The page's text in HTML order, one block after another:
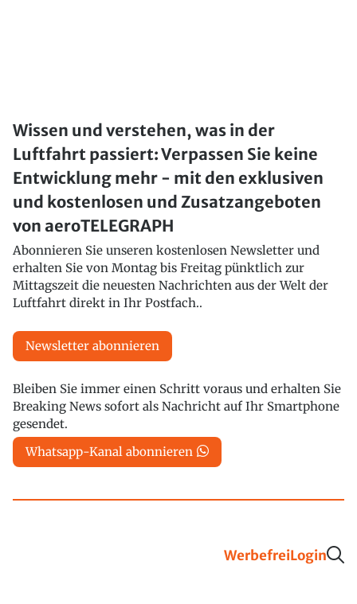
Wissen und verstehen, was in der
Luftfahrt passiert: Verpassen Sie keine
Entwicklung mehr - mit den exklusiven
und kostenlosen und Zusatzangeboten
von aeroTELEGRAPH
Abonnieren Sie unseren kostenlosen Newsletter und
erhalten Sie von Montag bis Freitag pünktlich zur
Mittagszeit die neuesten Nachrichten aus der Welt der
Luftfahrt direkt in Ihr Postfach..
Newsletter abonnieren
Bleiben Sie immer einen Schritt voraus und erhalten Sie
Breaking News sofort als Nachricht auf Ihr Smartphone
gesendet.
Whatsapp-Kanal abonnieren
WerbefreiLogin